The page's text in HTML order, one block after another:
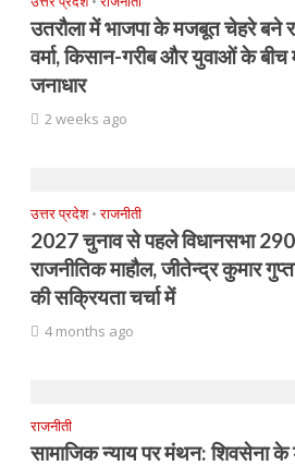
उतरौला में भाजपा के मजबूत चेहरे बने
वर्मा, किसान-गरीब और युवाओं के
जनाधार
2 weeks ago
उत्तर प्रदेश • राजनीती
2027 चुनाव से पहले विधानसभा
राजनीतिक माहौल, जीतेन्द्र कुमार
की सक्रियता चर्चा में
4 months ago
राजनीती
सामाजिक न्याय पर मंथन: शिवसेना के